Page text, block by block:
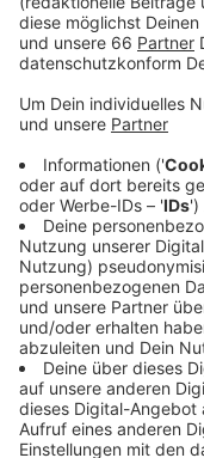
Anzeige
Auf allen Strecken
gleichen Zeit
Die Extra-Fahrten
entfallen. Das gilt
Rheinbahn. Sie
Stadt entscheiden,
aufgenommen wird.
nächsten